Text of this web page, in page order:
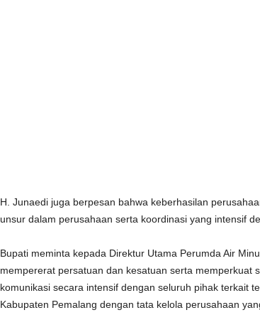
H. Junaedi juga berpesan bahwa keberhasilan
unsur dalam perusahaan serta koordinasi yang intensif
Bupati meminta kepada Direktur Utama Perumda Air
mempererat persatuan dan kesatuan serta memperkuat
komunikasi secara intensif dengan seluruh pihak terkait
Kabupaten Pemalang dengan tata kelola perusahaan